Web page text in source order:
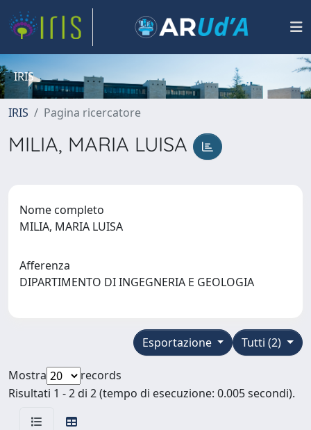
IRIS
IRIS Pagina ricercatore
MILIA, MARIA LUISA
Nome completo
MILIA, MARIA LUISA
Afferenza
DIPARTIMENTO DI INGEGNERIA E GEOLOGIA
Tutti (2)
Esportazione
Mostra
records
Risultati 1 - 2 di 2 (tempo di esecuzione: 0.005 secondi).